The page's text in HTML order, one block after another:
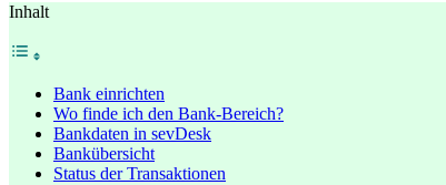
Inhalt
Bank einrichten
Wo finde ich den Bank-Bereich?
Bankdaten in sevDesk
Bankübersicht
Status der Transaktionen